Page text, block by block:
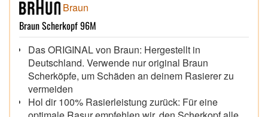
Braun
Braun Scherkopf 96M
Das ORIGINAL von Braun: Hergestellt in
Deutschland. Verwende nur original Braun
Scherköpfe, um Schäden an deinem Rasierer zu
vermeiden
Hol dir 100% Rasierleistung zurück: Für eine